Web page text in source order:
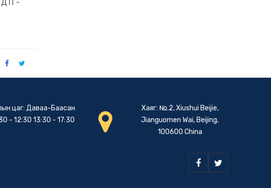
ДТГ-
цаг: Даваа-Баасан
- 12:30 13:30 - 17:30
Хаяг: №.2, Xiushui Beijie,
Jianguomen Wai, Beijing,
100600 China